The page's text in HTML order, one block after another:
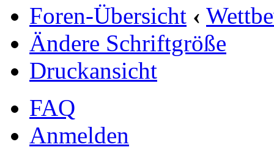
Foren-Übersicht ‹
Ändere Schriftgröße
Druckansicht
FAQ
Anmelden